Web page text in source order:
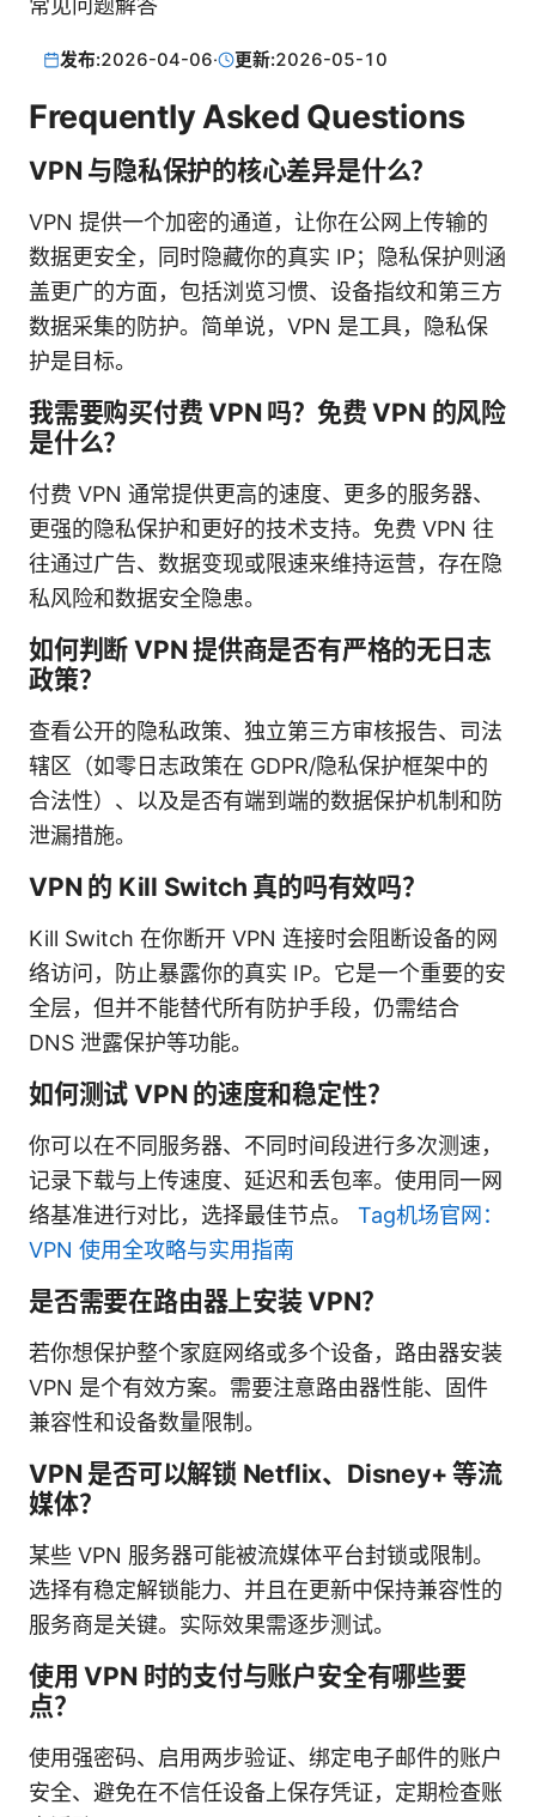
常见问题解答
发布:2026-04-06· 更新:2026-05-10
Frequently Asked Questions
VPN 与隐私保护的核心差异是什么？
VPN 提供一个加密的通道，让你在公网上传输的
数据更安全，同时隐藏你的真实 IP；隐私保护则涵
盖更广的方面，包括浏览习惯、设备指纹和第三方
数据采集的防护。简单说，VPN 是工具，隐私保
护是目标。
我需要购买付费 VPN 吗？免费 VPN 的风险
是什么？
付费 VPN 通常提供更高的速度、更多的服务器、
更强的隐私保护和更好的技术支持。免费 VPN 往
往通过广告、数据变现或限速来维持运营，存在隐
私风险和数据安全隐患。
如何判断 VPN 提供商是否有严格的无日志
政策？
查看公开的隐私政策、独立第三方审核报告、司法
辖区（如零日志政策在 GDPR/隐私保护框架中的
合法性）、以及是否有端到端的数据保护机制和防
泄漏措施。
VPN 的 Kill Switch 真的吗有效吗？
Kill Switch 在你断开 VPN 连接时会阻断设备的网
络访问，防止暴露你的真实 IP。它是一个重要的安
全层，但并不能替代所有防护手段，仍需结合
DNS 泄露保护等功能。
如何测试 VPN 的速度和稳定性？
你可以在不同服务器、不同时间段进行多次测速，
记录下载与上传速度、延迟和丢包率。使用同一网
络基准进行对比，选择最佳节点。 Tag机场官网：
VPN 使用全攻略与实用指南
是否需要在路由器上安装 VPN？
若你想保护整个家庭网络或多个设备，路由器安装
VPN 是个有效方案。需要注意路由器性能、固件
兼容性和设备数量限制。
VPN 是否可以解锁 Netflix、Disney+ 等流
媒体？
某些 VPN 服务器可能被流媒体平台封锁或限制。
选择有稳定解锁能力、并且在更新中保持兼容性的
服务商是关键。实际效果需逐步测试。
使用 VPN 时的支付与账户安全有哪些要
点？
使用强密码、启用两步验证、绑定电子邮件的账户
安全、避免在不信任设备上保存凭证，定期检查账